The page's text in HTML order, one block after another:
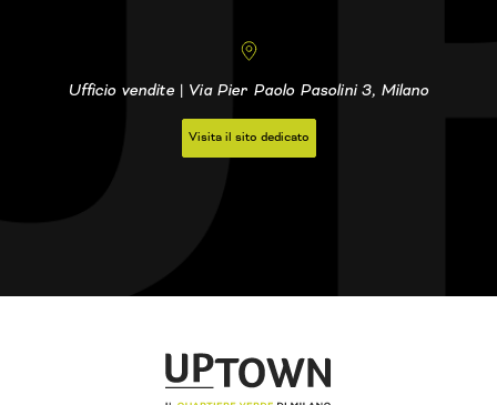
Ufficio vendite | Via Pier Paolo Pasolini 3, Milano
Visita il sito dedicato